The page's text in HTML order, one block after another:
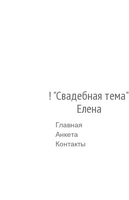
! "Cвадебная тема"
Елена
Главная
Анкета
Контакты